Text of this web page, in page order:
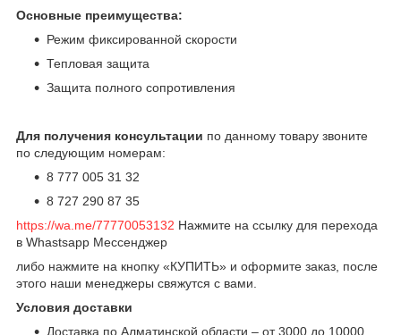
Основные преимущества:
Режим фиксированной скорости
Тепловая защита
Защита полного сопротивления
Для получения консультации по данному товару звоните
по следующим номерам:
8 777 005 31 32
8 727 290 87 35
https://wa.me/77770053132 Нажмите на ссылку для перехода
в Whastsapp Мессенджер
либо нажмите на кнопку «КУПИТЬ» и оформите заказ, после
этого наши менеджеры свяжутся с вами.
Условия доставки
Доставка по Алматинской области – от 3000 до 10000